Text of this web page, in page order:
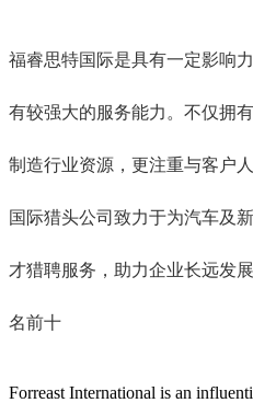
福睿思特国际是具有一定影响
有较强大的服务能力。不仅拥
制造行业资源，更注重与客户
国际猎头公司致力于为汽车及
才猎聘服务，助力企业长远发
名前十
Forreast International is an